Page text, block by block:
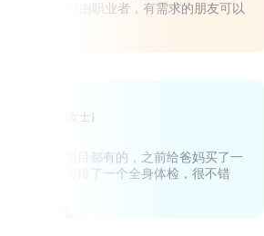
很久了，非常适合我这种自由职业者，有需求
家庭主妇
二次购买了，体检基本项目都有的，之前给
体检套餐，这次给自己安排了一个全身体检，